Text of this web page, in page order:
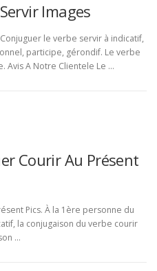
Images
le verbe servir à indicatif,
participe, gérondif. Le verbe
Avis A Notre Clientele Le …
Courir Au Présent
Pics. À la 1ère personne du
la conjugaison du verbe courir
…